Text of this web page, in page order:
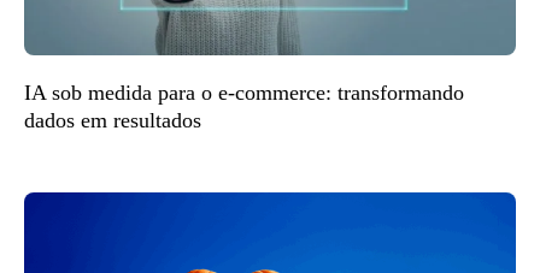
IA sob medida para o e-commerce: transformando
dados em resultados